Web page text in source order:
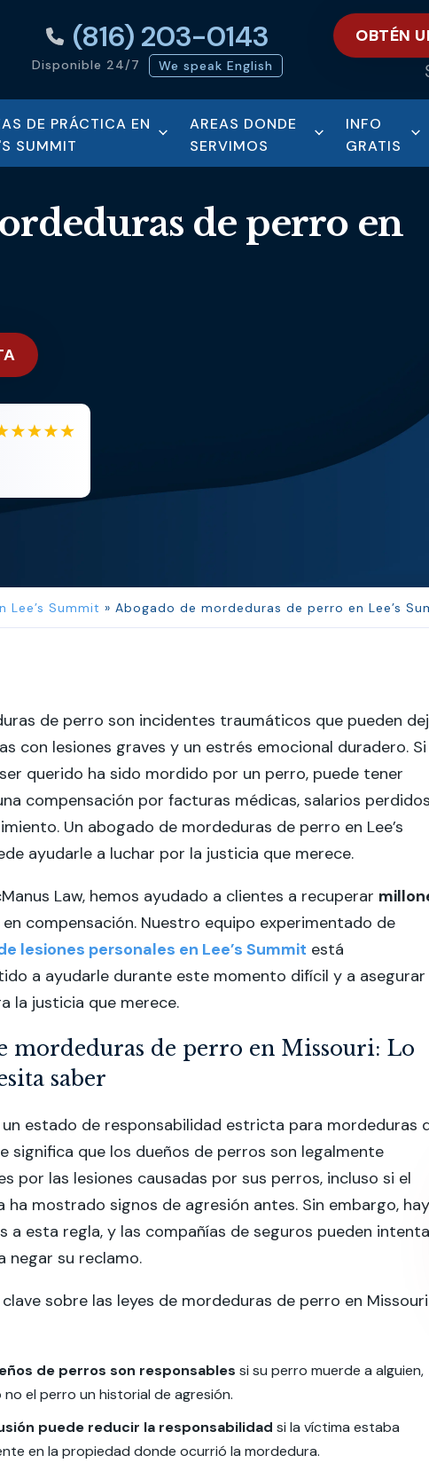
(816) 203-0143
Disponible 24/7 We speak English
OBTÉN
DE PRÁCTICA EN
SUMMIT
AREAS DONDE
SERVIMOS
INFO
GRATIS
de perro en
Lee’s Summit » Abogado de mordeduras de perro en Lee’s
de perro son incidentes traumáticos que pueden
con lesiones graves y un estrés emocional duradero. Si
querido ha sido mordido por un perro, puede tener
compensación por facturas médicas, salarios
Un abogado de mordeduras de perro en Lee’s
ayudarle a luchar por la justicia que merece.
Law, hemos ayudado a clientes a recuperar
en compensación. Nuestro equipo experimentado de
lesiones personales en Lee’s Summit está
a ayudarle durante este momento difícil y a asegurar
la justicia que merece.
mordeduras de perro en Missouri: Lo
saber
un estado de responsabilidad estricta para mordeduras
significa que los dueños de perros son legalmente
por las lesiones causadas por sus perros, incluso si el
ha mostrado signos de agresión antes. Sin embargo, hay
a esta regla, y las compañías de seguros pueden
negar su reclamo.
sobre las leyes de mordeduras de perro en Missouri
de perros son responsables si su perro muerde a alguien,
no el perro un historial de agresión.
puede reducir la responsabilidad si la víctima estaba
en la propiedad donde ocurrió la mordedura.